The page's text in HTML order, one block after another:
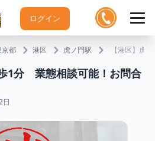
ログイン
京都 港区 虎ノ門駅 【港区】虎
1分 業態相談可能！お問合
日